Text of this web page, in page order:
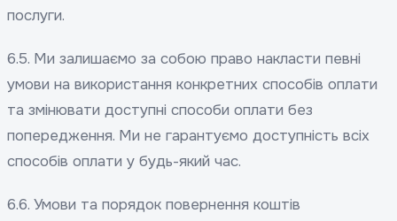
послуги.
6.5. Ми залишаємо за собою право накласти певні
умови на використання конкретних способів оплати
та змінювати доступні способи оплати без
попередження. Ми не гарантуємо доступність всіх
способів оплати у будь-який час.
6.6. Умови та порядок повернення коштів